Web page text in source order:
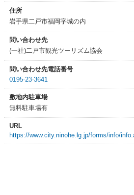
住所
岩手県二戸市福岡字城の内
問い合わせ先
(一社)二戸市観光ツーリズム協会
問い合わせ先電話番号
0195-23-3641
敷地内駐車場
無料駐車場有
URL
https://www.city.ninohe.lg.jp/forms/info/